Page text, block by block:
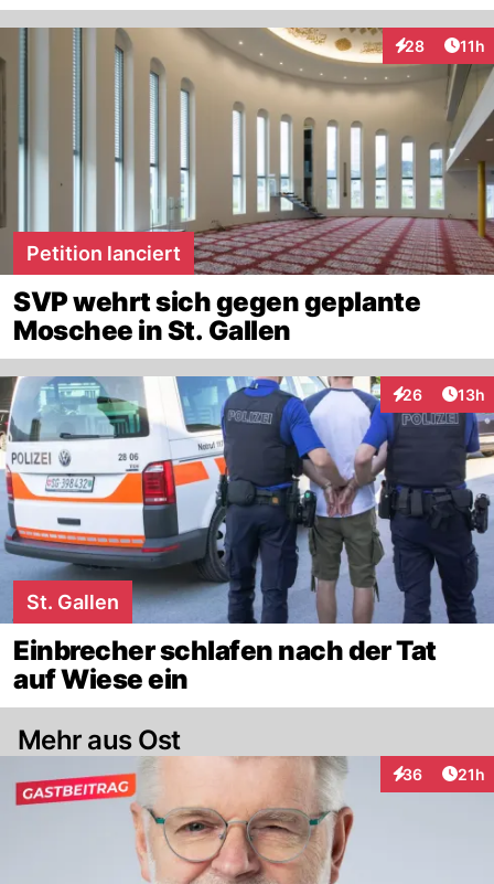
28
Interaktionen
11h
Petition lanciert
SVP wehrt sich gegen geplante
Moschee in St. Gallen
26
Interaktionen
13h
St. Gallen
Einbrecher schlafen nach der Tat
auf Wiese ein
Mehr aus Ost
36
Interaktionen
21h